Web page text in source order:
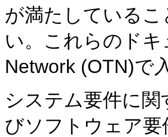
が満たしている
い。これらのド
Network (OTN)で
システム要件に
びソフトウェア